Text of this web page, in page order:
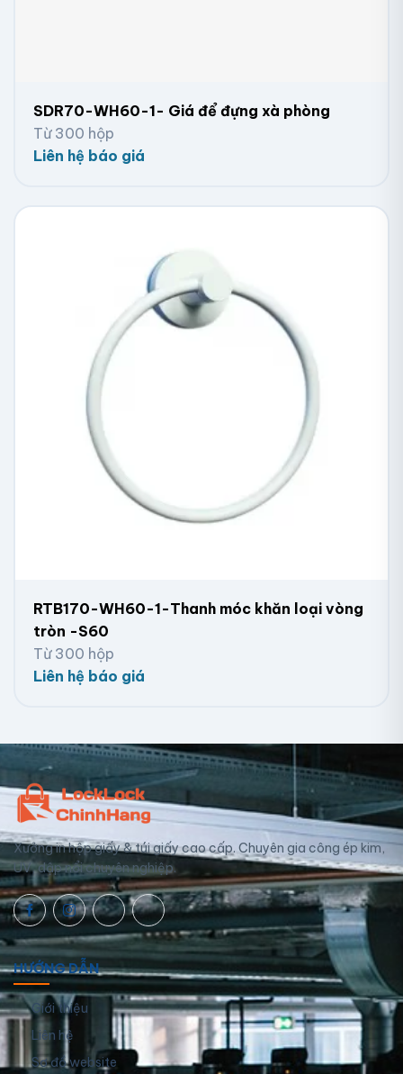
SDR70-WH60-1- Giá để đựng xà phòng
Từ 300 hộp
Liên hệ báo giá
RTB170-WH60-1-Thanh móc khăn loại vòng
tròn -S60
Từ 300 hộp
Liên hệ báo giá
Xưởng in hộp giấy & túi giấy cao cấp. Chuyên gia công ép kim,
UV, dập nổi chuyên nghiệp.
HƯỚNG DẪN
Giới thiệu
Liên hệ
Sơ đồ website